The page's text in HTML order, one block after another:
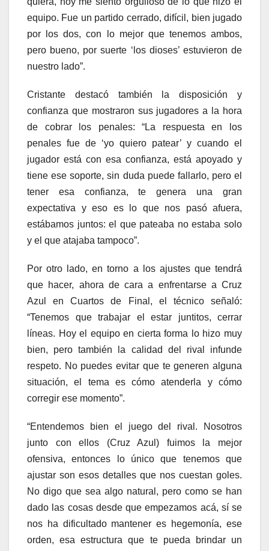
equipo. Fue un partido cerrado, difícil, bien jugado
por los dos, con lo mejor que tenemos ambos,
pero bueno, por suerte ‘los dioses’ estuvieron de
nuestro lado”.
Cristante destacó también la disposición y
confianza que mostraron sus jugadores a la hora
de cobrar los penales: “La respuesta en los
penales fue de ‘yo quiero patear’ y cuando el
jugador está con esa confianza, está apoyado y
tiene ese soporte, sin duda puede fallarlo, pero el
tener esa confianza, te genera una gran
expectativa y eso es lo que nos pasó afuera,
estábamos juntos: el que pateaba no estaba solo
y el que atajaba tampoco”.
Por otro lado, en torno a los ajustes que tendrá
que hacer, ahora de cara a enfrentarse a Cruz
Azul en Cuartos de Final, el técnico señaló:
“Tenemos que trabajar el estar juntitos, cerrar
líneas. Hoy el equipo en cierta forma lo hizo muy
bien, pero también la calidad del rival infunde
respeto. No puedes evitar que te generen alguna
situación, el tema es cómo atenderla y cómo
corregir ese momento”.
“Entendemos bien el juego del rival. Nosotros
junto con ellos (Cruz Azul) fuimos la mejor
ofensiva, entonces lo único que tenemos que
ajustar son esos detalles que nos cuestan goles.
No digo que sea algo natural, pero como se han
dado las cosas desde que empezamos acá, sí se
nos ha dificultado mantener es hegemonía, ese
orden, esa estructura que te pueda brindar un